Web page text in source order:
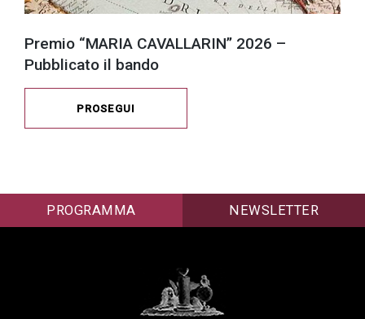
Premio “MARIA CAVALLARIN” 2026 –
Pubblicato il bando
PROSEGUI
PROGRAMMA NEWSLETTER